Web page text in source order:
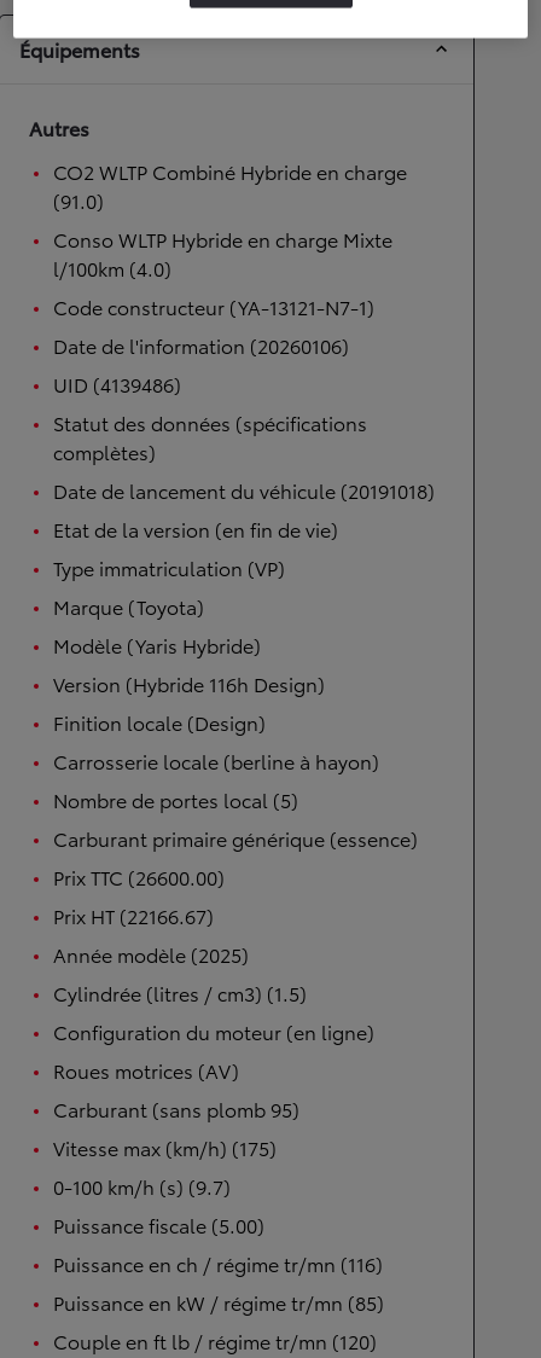
Équipements
Autres
CO2 WLTP Combiné Hybride en charge
(91.0)
Conso WLTP Hybride en charge Mixte
l/100km (4.0)
Code constructeur (YA-13121-N7-1)
Date de l'information (20260106)
UID (4139486)
Statut des données (spécifications
complètes)
Date de lancement du véhicule (20191018)
Etat de la version (en fin de vie)
Type immatriculation (VP)
Marque (Toyota)
Modèle (Yaris Hybride)
Version (Hybride 116h Design)
Finition locale (Design)
Carrosserie locale (berline à hayon)
Nombre de portes local (5)
Carburant primaire générique (essence)
Prix TTC (26600.00)
Prix HT (22166.67)
Année modèle (2025)
Cylindrée (litres / cm3) (1.5)
Configuration du moteur (en ligne)
Roues motrices (AV)
Carburant (sans plomb 95)
Vitesse max (km/h) (175)
0-100 km/h (s) (9.7)
Puissance fiscale (5.00)
Puissance en ch / régime tr/mn (116)
Puissance en kW / régime tr/mn (85)
Couple en ft lb / régime tr/mn (120)